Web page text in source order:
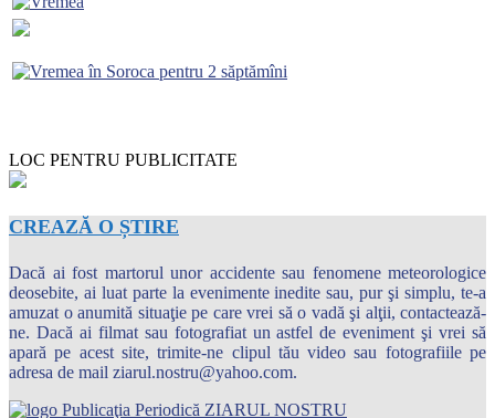
LOC PENTRU PUBLICITATE
CREAZĂ O ȘTIRE
Dacă ai fost martorul unor accidente sau fenomene meteorologice
deosebite, ai luat parte la evenimente inedite sau, pur şi simplu, te-a
amuzat o anumită situaţie pe care vrei să o vadă şi alţii, contactează-
ne. Dacă ai filmat sau fotografiat un astfel de eveniment şi vrei să
apară pe acest site, trimite-ne clipul tău video sau fotografiile pe
adresa de mail ziarul.nostru@yahoo.com.